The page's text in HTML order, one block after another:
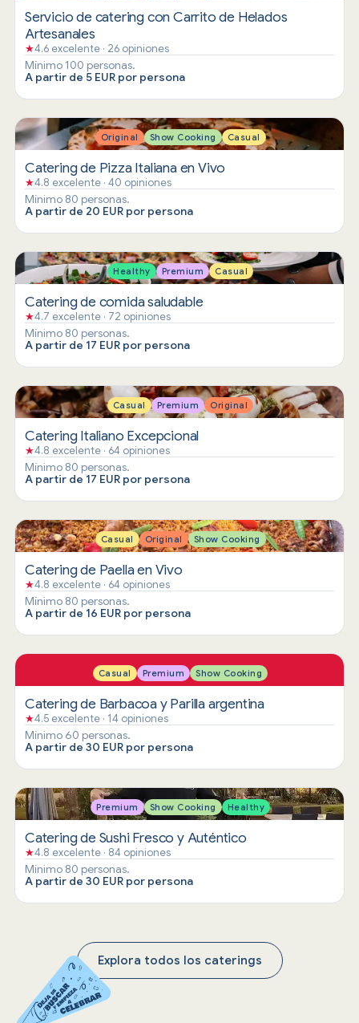
Servicio de catering con Carrito de Helados
Artesanales
★4.6 excelente · 26 opiniones
Mínimo 100 personas.
A partir de 5 EUR por persona
Original Show Cooking Casual
Catering de Pizza Italiana en Vivo
★4.8 excelente · 40 opiniones
Mínimo 80 personas.
A partir de 20 EUR por persona
Healthy Premium Casual
Catering de comida saludable
★4.7 excelente · 72 opiniones
Mínimo 80 personas.
A partir de 17 EUR por persona
Casual Premium Original
Catering Italiano Excepcional
★4.8 excelente · 64 opiniones
Mínimo 80 personas.
A partir de 17 EUR por persona
Casual Original Show Cooking
Catering de Paella en Vivo
★4.8 excelente · 64 opiniones
Mínimo 80 personas.
A partir de 16 EUR por persona
Casual Premium Show Cooking
Catering de Barbacoa y Parilla argentina
★4.5 excelente · 14 opiniones
Mínimo 60 personas.
A partir de 30 EUR por persona
Premium Show Cooking Healthy
Catering de Sushi Fresco y Auténtico
★4.8 excelente · 84 opiniones
Mínimo 80 personas.
A partir de 30 EUR por persona
Explora todos los caterings